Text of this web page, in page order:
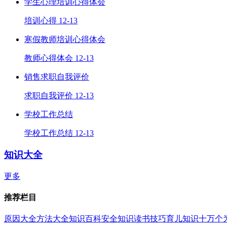
学生心理培训心得体会
培训心得 12-13
寒假教师培训心得体会
教师心得体会 12-13
销售求职自我评价
求职自我评价 12-13
学校工作总结
学校工作总结 12-13
知识大全
更多
推荐栏目
原因大全方法大全知识百科安全知识读书技巧育儿知识十万个